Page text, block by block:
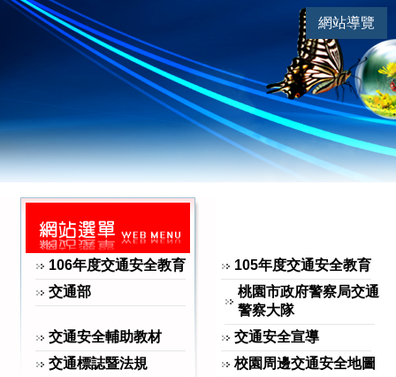
網站導覽
交通安全 | 大園高中交通安全
網站選單106年度交通安全教育
105年度交通安全教育
交通部
桃園市政府警察局交通
警察大隊
交通安全輔助教材
交通安全宣導
交通標誌暨法規
校園周邊交通安全地圖